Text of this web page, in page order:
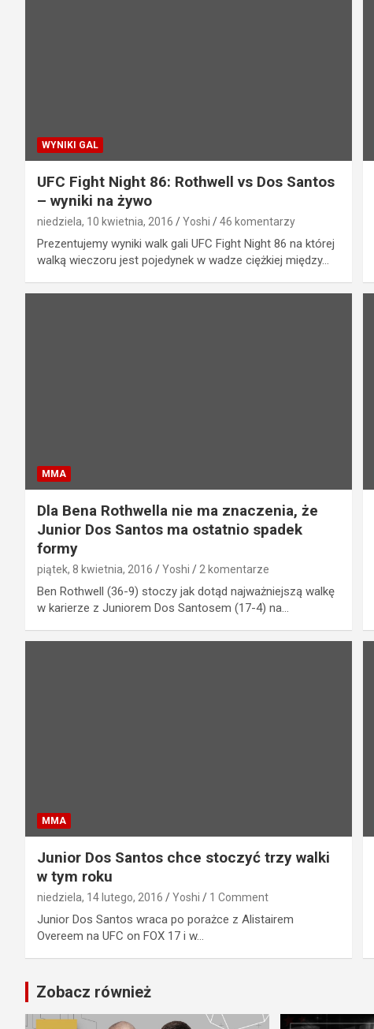
WYNIKI GAL
UFC Fight Night 86: Rothwell vs Dos Santos
– wyniki na żywo
niedziela, 10 kwietnia, 2016 Yoshi 46 komentarzy
Prezentujemy wyniki walk gali UFC Fight Night 86 na której
walką wieczoru jest pojedynek w wadze ciężkiej między…
MMA
Dla Bena Rothwella nie ma znaczenia, że
Junior Dos Santos ma ostatnio spadek
formy
piątek, 8 kwietnia, 2016 Yoshi 2 komentarze
Ben Rothwell (36-9) stoczy jak dotąd najważniejszą walkę
w karierze z Juniorem Dos Santosem (17-4) na…
MMA
Junior Dos Santos chce stoczyć trzy walki
w tym roku
niedziela, 14 lutego, 2016 Yoshi 1 Comment
Junior Dos Santos wraca po porażce z Alistairem
Overeem na UFC on FOX 17 i w…
Zobacz również